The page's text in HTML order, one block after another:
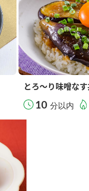
とろ～り味噌な
10 分以内